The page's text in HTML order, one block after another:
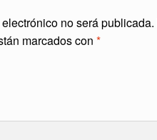
no será publicada.
marcados con*